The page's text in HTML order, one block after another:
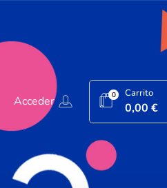
Acceder 0 Carrito
0,00€